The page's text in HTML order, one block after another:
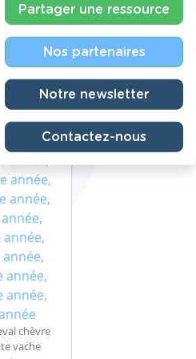
!
année,
année,
année,
année,
année,
chèvre
vache
Partager une ressource
Nos partenaires
Notre newsletter
Contactez-nous